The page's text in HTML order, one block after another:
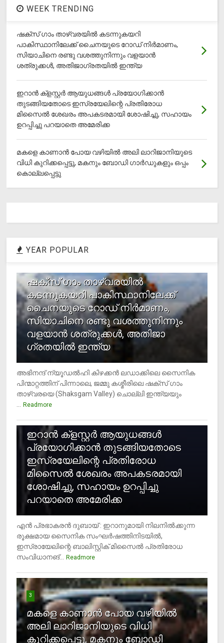
WEEK TRENDING
ഷക്സ് ​ഗാം താഴ്‌വരയിൽ കടന്നുകയറി
പാകിസ്ഥാനിലേക്ക് ചൈനയുടെ റോഡ് നിർമാണം,
സിയാചിനെ രണ്ടു വശത്തുനിന്നും വളയാൻ
ശത്രുക്കൾ, അതിജാ​ഗ്രതയിൽ ഇന്ത്യ
ഇറാന്‍ ക്‌ളസ്റ്റര്‍ ആയുധങ്ങള്‍ പ്രയോഗിക്കാന്‍
തുടങ്ങിയതോടെ ഇസ്രയേലിന്റെ പ്രതിരോധ
മിസൈല്‍ ശേഖരം അപകടരമായി ശോഷിച്ചു, സഹായം
ഉറപ്പിച്ചു പറയാതെ അമേരിക്ക
മകളെ കാണാന്‍ പോയ വഴിയില്‍ അലി ലാറിജാനിയുടെ
വിധി കുറിക്കപ്പെട്ടു, മകനും ബോഡി ഗാര്‍ഡുകളും ഒപ്പം
കൊല്ലപ്പെട്ടു
YEAR POPULAR
ഷക്സ് ​ഗാം താഴ്‌വരയിൽ
കടന്നുകയറി പാകിസ്ഥാനിലേക്ക്
ചൈനയുടെ റോഡ് നിർമാണം,
സിയാചിനെ രണ്ടു വശത്തുനിന്നും
വളയാൻ ശത്രുക്കൾ, അതിജാ​
ഗ്രതയിൽ ഇന്ത്യ
അഭിനന്ദ് ന്യൂഡൽഹി കിഴക്കൻ ലഡാക്കിലെ സൈനിക
പിന്മാറ്റത്തിന് പിന്നാലെ, ജമ്മു കശ്മീരിലെ ഷക്സ് ​ഗാം
താഴ്‌വരയെ (Shaksgam Valley) ചൊല്ലി ഇന്ത്യയും
... Readmore
ഇറാന്‍ ക്‌ളസ്റ്റര്‍ ആയുധങ്ങള്‍
പ്രയോഗിക്കാന്‍ തുടങ്ങിയതോടെ
ഇസ്രയേലിന്റെ പ്രതിരോധ
മിസൈല്‍ ശേഖരം അപകടരമായി
ശോഷിച്ചു, സഹായം ഉറപ്പിച്ചു
പറയാതെ അമേരിക്ക
എന്‍ പ്രഭാകരന്‍ ദുബായ് : ഇറാനുമായി നിലനില്‍ക്കുന്ന
രൂക്ഷമായ സൈനിക സംഘര്‍ഷത്തിനിടയില്‍,
ഇസ്രായേലിന്റെ ബാലിസ്റ്റിക് മിസൈല്‍ പ്രതിരോധ
സംവിധാനങ്... Readmore
3
മകളെ കാണാന്‍ പോയ വഴിയില്‍
അലി ലാറിജാനിയുടെ വിധി
കുറിക്കപ്പെട്ടു, മകനും ബോഡി